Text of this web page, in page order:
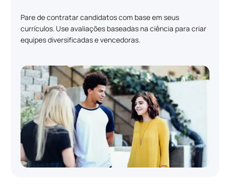
Pare de contratar candidatos com base em seus
currículos. Use avaliações baseadas na ciência para criar
equipes diversificadas e vencedoras.